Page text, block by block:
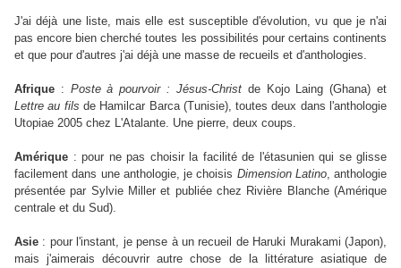
J'ai déjà une liste, mais elle est susceptible d'évolution, vu que je n'ai
pas encore bien cherché toutes les possibilités pour certains continents
et que pour d'autres j'ai déjà une masse de recueils et d'anthologies.
Afrique : Poste à pourvoir : Jésus-Christde Kojo Laing (Ghana) et
Lettre au fils de Hamilcar Barca (Tunisie), toutes deux dans l'anthologie
Utopiae 2005 chez L'Atalante. Une pierre, deux coups.
Amérique : pour ne pas choisir la facilité de l'étasunien qui se glisse
facilement dans une anthologie, je choisis Dimension Latino, anthologie
présentée par Sylvie Miller et publiée chez Rivière Blanche (Amérique
centrale et du Sud).
Asie : pour l'instant, je pense à un recueil de Haruki Murakami (Japon),
mais j'aimerais découvrir autre chose de la littérature asiatique de